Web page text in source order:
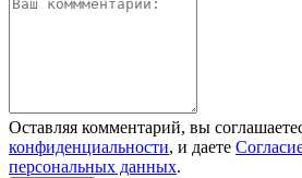
Оставляя комментарий, вы
конфиденциальности, и даете
персональных данных.